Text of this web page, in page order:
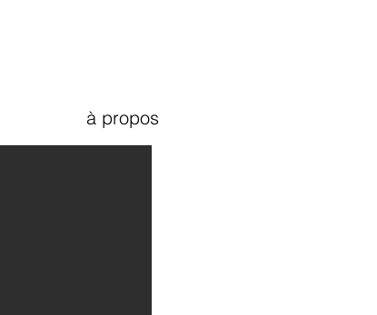
à propos